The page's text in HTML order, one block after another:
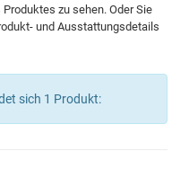
zu sehen. Oder Sie
und Ausstattungsdetails
sich 1 Produkt: